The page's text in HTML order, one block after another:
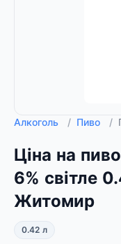
Алкоголь / Пиво /
Ціна на
6% світле
Житомир
0.42 л